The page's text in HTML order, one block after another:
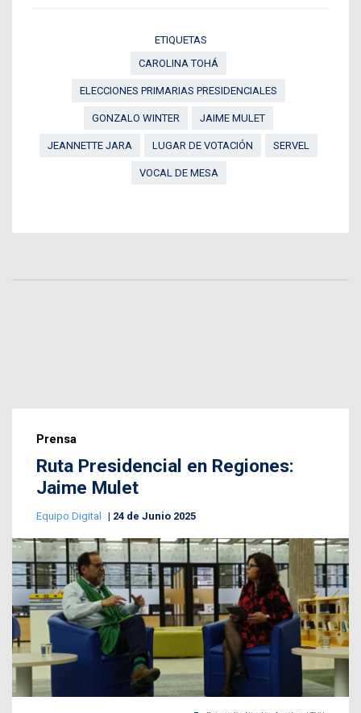
ETIQUETAS
CAROLINA TOHÁ
ELECCIONES PRIMARIAS PRESIDENCIALES
GONZALO WINTER JAIME MULET
JEANNETTE JARA LUGAR DE VOTACIÓN SERVEL
VOCAL DE MESA
Prensa
Ruta Presidencial en Regiones:
Jaime Mulet
Equipo Digital 24 de Junio 2025